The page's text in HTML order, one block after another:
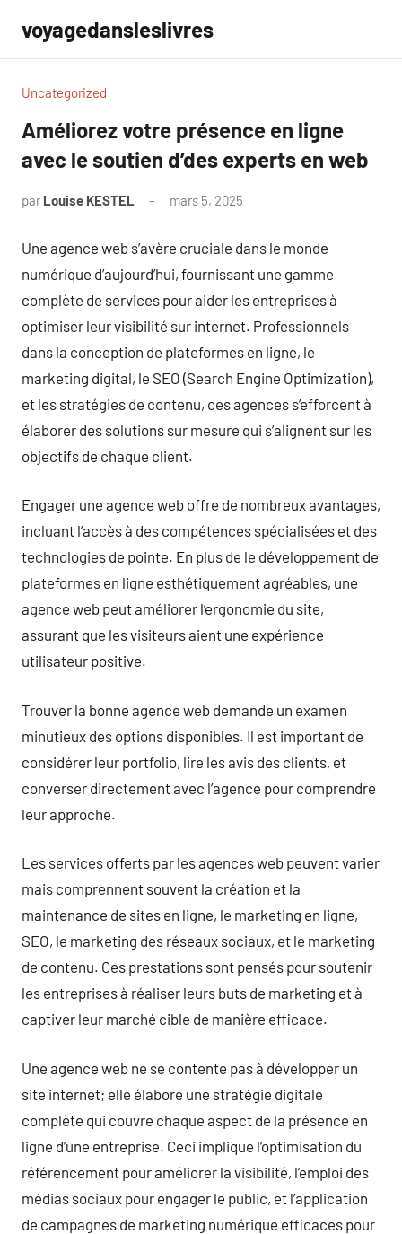
contenu
voyagedansleslivres
Uncategorized
Améliorez votre présence en ligne
avec le soutien d’des experts en web
par Louise KESTEL mars 5, 2025
Une agence web s’avère cruciale dans le monde
numérique d’aujourd’hui, fournissant une gamme
complète de services pour aider les entreprises à
optimiser leur visibilité sur internet. Professionnels
dans la conception de plateformes en ligne, le
marketing digital, le SEO (Search Engine Optimization),
et les stratégies de contenu, ces agences s’efforcent à
élaborer des solutions sur mesure qui s’alignent sur les
objectifs de chaque client.
Engager une agence web offre de nombreux avantages,
incluant l’accès à des compétences spécialisées et des
technologies de pointe. En plus de le développement de
plateformes en ligne esthétiquement agréables, une
agence web peut améliorer l’ergonomie du site,
assurant que les visiteurs aient une expérience
utilisateur positive.
Trouver la bonne agence web demande un examen
minutieux des options disponibles. Il est important de
considérer leur portfolio, lire les avis des clients, et
converser directement avec l’agence pour comprendre
leur approche.
Les services offerts par les agences web peuvent varier
mais comprennent souvent la création et la
maintenance de sites en ligne, le marketing en ligne,
SEO, le marketing des réseaux sociaux, et le marketing
de contenu. Ces prestations sont pensés pour soutenir
les entreprises à réaliser leurs buts de marketing et à
captiver leur marché cible de manière efficace.
Une agence web ne se contente pas à développer un
site internet; elle élabore une stratégie digitale
complète qui couvre chaque aspect de la présence en
ligne d’une entreprise. Ceci implique l’optimisation du
référencement pour améliorer la visibilité, l’emploi des
médias sociaux pour engager le public, et l’application
de campagnes de marketing numérique efficaces pour